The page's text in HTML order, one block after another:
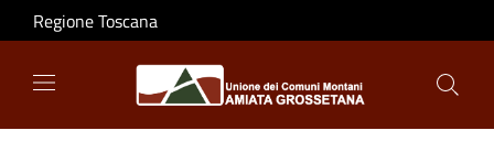
Salta al contenuto principale
Regione Toscana